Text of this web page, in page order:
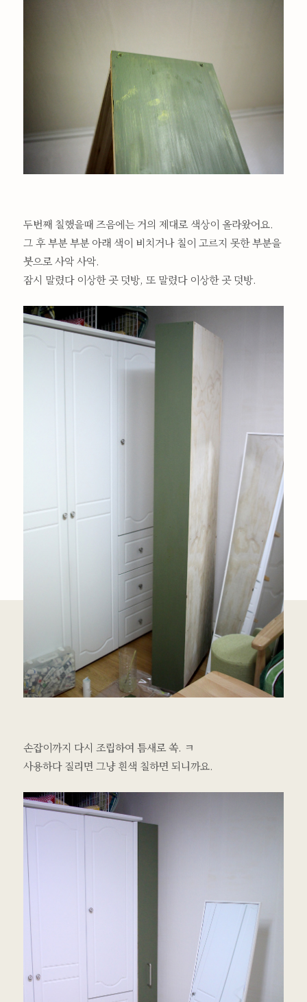
두번째 칠했을때 즈음에는 거의 제대로 색상이 올라왔어요.
그 후 부분 부분 아래 색이 비치거나 칠이 고르지 못한 부분을
붓으로 사악 사악.
잠시 말렸다 이상한 곳 덧방, 또 말렸다 이상한 곳 덧방.
손잡이까지 다시 조립하여 틈새로 쏙. ㅋ
사용하다 질리면 그냥 흰색 칠하면 되니까요.